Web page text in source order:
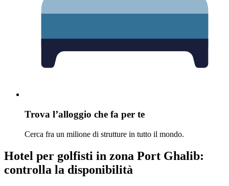
Trova l’alloggio che fa per te
Cerca fra un milione di strutture in tutto il mondo.
Hotel per golfisti in zona Port Ghalib:
controlla la disponibilità